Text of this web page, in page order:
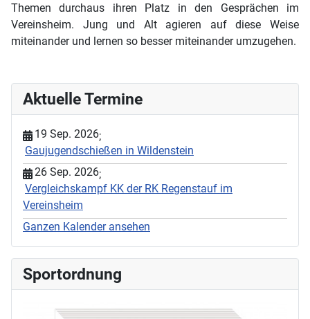
Themen durchaus ihren Platz in den Gesprächen im
Vereinsheim. Jung und Alt agieren auf diese Weise
miteinander und lernen so besser miteinander umzugehen.
Aktuelle Termine
19 Sep. 2026;
Gaujugendschießen in Wildenstein
26 Sep. 2026;
Vergleichskampf KK der RK Regenstauf im
Vereinsheim
Ganzen Kalender ansehen
Sportordnung